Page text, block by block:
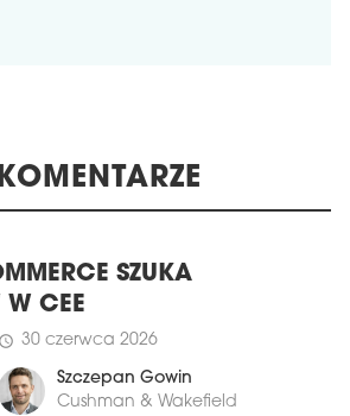
SZUKA
CEE
schedule 30 czerwca 2026
Szczepan Gowin
Cushman & Wakefield